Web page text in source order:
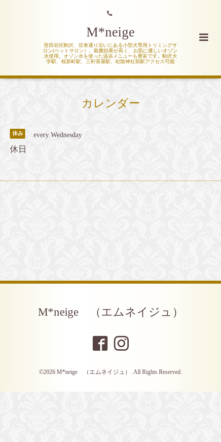
M*neige
世田谷区駒沢、弦巻通り沿いにある小型犬専用トリミングサ
ロン(ペットサロン）。殺菌効果が高く、お肌に優しいオゾン
水使用。オゾン水を使った温浴メニューも豊富です。駒沢大
学駅、桜新町駅、三軒茶屋駅、松陰神社前駅アクセス可能
カレンダー
休み every Wednesday
休日
M*neige （エムネイジュ）
©2026 M*neige （エムネイジュ） . All Rights Reserved.